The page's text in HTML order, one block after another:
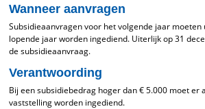
Wanneer aanvragen
Subsidieaanvragen voor het volgende jaar
lopende jaar worden ingediend. Uiterlijk op 31
de subsidieaanvraag.
Verantwoording
Bij een subsidiebedrag hoger dan € 5.000 moet er
vaststelling worden ingediend.